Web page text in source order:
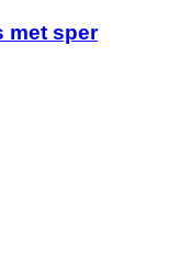
met sper